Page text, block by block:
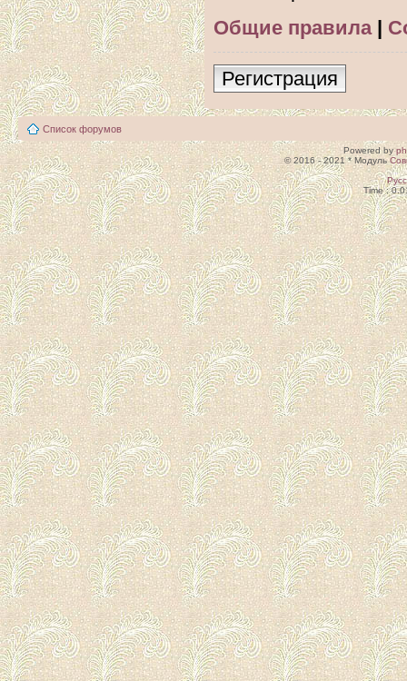
Общие правила|
Регистрация
Список форумов
Powered by
© 2016 - 2021 * Модуль
Time :